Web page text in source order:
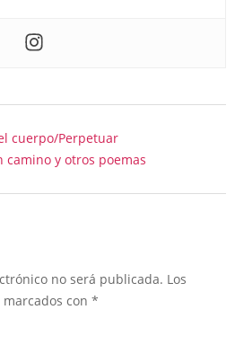
cuerpo/Perpetuar
camino y otros poemas
no será publicada. Los
con *